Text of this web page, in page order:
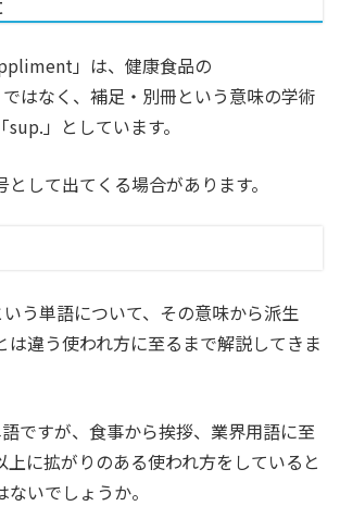
」は、健康食品の
はなく、補足・別冊という意味の学術
」としています。
して出てくる場合があります。
う単語について、その意味から派生
は違う使われ方に至るまで解説してきま
ですが、食事から挨拶、業界用語に至
上に拡がりのある使われ方をしていると
いでしょうか。